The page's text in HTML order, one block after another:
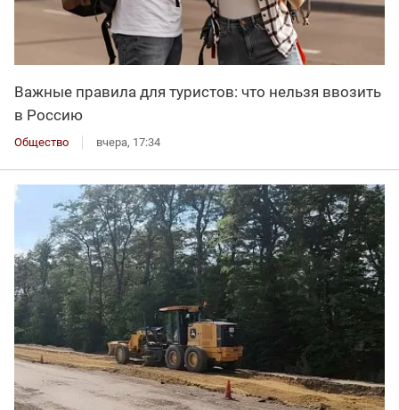
Важные правила для туристов: что нельзя ввозить
в Россию
Общество вчера, 17:34